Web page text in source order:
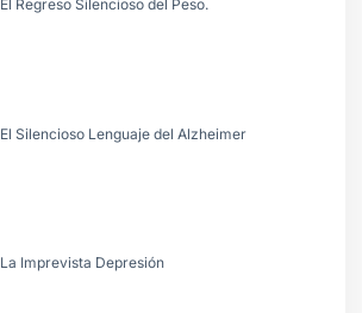
El Regreso Silencioso del Peso.
El Silencioso Lenguaje del Alzheimer
La Imprevista Depresión